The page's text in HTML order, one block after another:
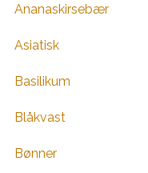
Ananaskirsebær
Asiatisk
Basilikum
Blåkvast
Bønner